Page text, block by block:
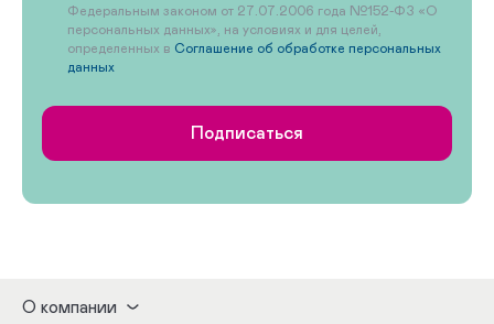
Федеральным законом от 27.07.2006 года №152-ФЗ «О
персональных данных», на условиях и для целей,
определенных в Соглашение об обработке персональных
данных
Подписаться
О компании